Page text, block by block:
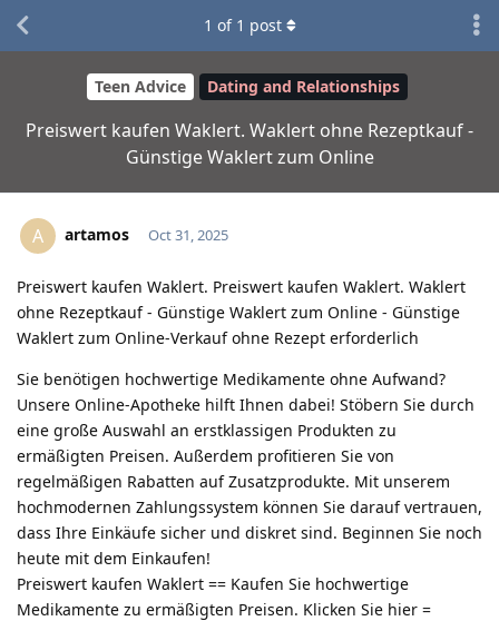
Teen Advice Dating and Relationships
Preiswert kaufen Waklert. Waklert ohne Rezeptkauf -
Günstige Waklert zum Online
1 of 1 post
A artamos Oct 31, 2025
Preiswert kaufen Waklert. Preiswert kaufen Waklert. Waklert
ohne Rezeptkauf - Günstige Waklert zum Online - Günstige
Waklert zum Online-Verkauf ohne Rezept erforderlich
Sie benötigen hochwertige Medikamente ohne Aufwand?
Unsere Online-Apotheke hilft Ihnen dabei! Stöbern Sie durch
eine große Auswahl an erstklassigen Produkten zu
ermäßigten Preisen. Außerdem profitieren Sie von
regelmäßigen Rabatten auf Zusatzprodukte. Mit unserem
hochmodernen Zahlungssystem können Sie darauf vertrauen,
dass Ihre Einkäufe sicher und diskret sind. Beginnen Sie noch
heute mit dem Einkaufen!
Preiswert kaufen Waklert == Kaufen Sie hochwertige
Medikamente zu ermäßigten Preisen. Klicken Sie hier =